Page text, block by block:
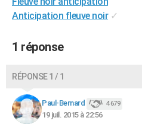
COPAINS D'AVANT
S'inscrire
Se connecter
Lycées
Collèges
Primaires
Universités
Entreprises
Service militaire
Avis de recherche
AVIS DE DÉCÈS
Anticipation fleuve noir ✓
1 réponse
RÉPONSE 1 / 1
Paul-Bernard 4 679
19 juil. 2015 à 22:56